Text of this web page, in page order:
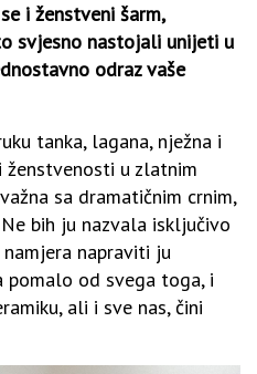
i ženstveni šarm,
svjesno nastojali unijeti u
odraz vaše
tanka, lagana, nježna i
ženstvenosti u zlatnim
sa dramatičnim crnim,
bih ju nazvala isključivo
napraviti ju
pomalo od svega toga, i
ali i sve nas, čini